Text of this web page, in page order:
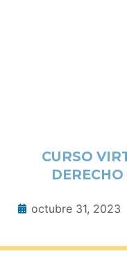
CURSO
octubre 31, 2023